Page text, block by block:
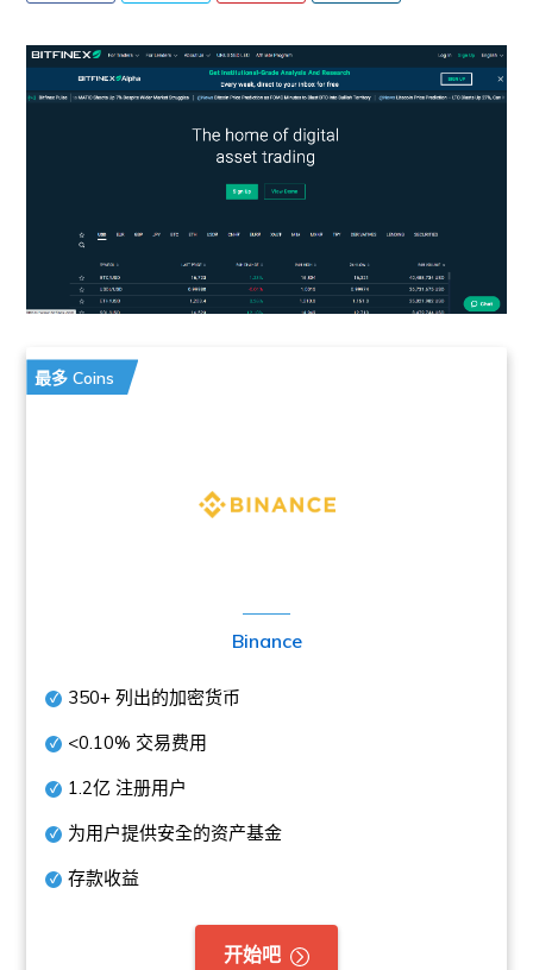
最多 Coins
Binance
350+ 列出的加密货币
<0.10% 交易费用
1.2亿 注册用户
为用户提供安全的资产基金
存款收益
开始吧